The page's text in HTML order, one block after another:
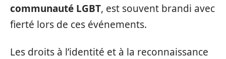
communauté LGBT, est souvent brandi avec
fierté lors de ces événements.
Les droits à l’identité et à la reconnaissance